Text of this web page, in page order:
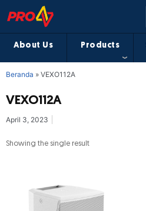
About Us Products
Beranda » VEXO112A
VEXO112A
April 3, 2023
Showing the single result